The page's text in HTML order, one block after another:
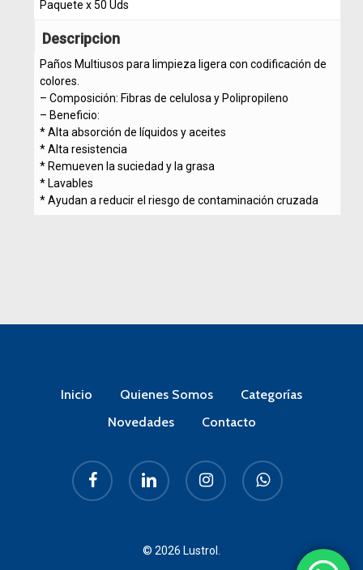
Paquete x 50 Uds
Descripcion
Paños Multiusos para limpieza ligera con codificación de
colores.
– Composición: Fibras de celulosa y Polipropileno
– Beneficio:
* Alta absorción de líquidos y aceites
* Alta resistencia
* Remueven la suciedad y la grasa
* Lavables
* Ayudan a reducir el riesgo de contaminación cruzada
Inicio Quienes Somos
Categorías
Novedades
Contacto
facebook linkedin instagram whatsapp
© 2026 Lustrol.